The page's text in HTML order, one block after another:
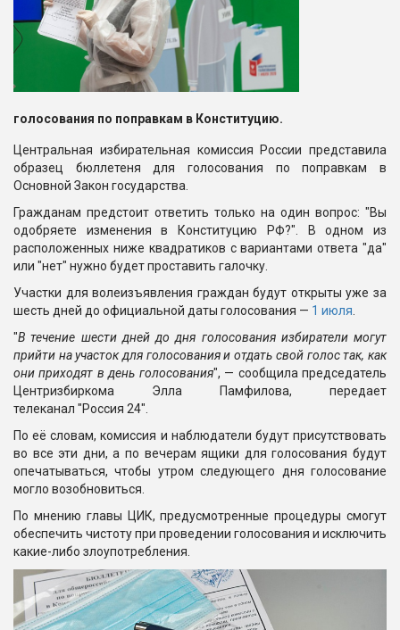
голосования по поправкам в Конституцию.
Центральная избирательная комиссия России представила
образец бюллетеня для голосования по поправкам в
Основной Закон государства.
Гражданам предстоит ответить только на один вопрос: "Вы
одобряете изменения в Конституцию РФ?". В одном из
расположенных ниже квадратиков с вариантами ответа "да"
или "нет" нужно будет проставить галочку.
Участки для волеизъявления граждан будут открыты уже за
шесть дней до официальной даты голосования — 1 июля
"В течение шести дней до дня голосования избиратели могут
прийти на участок для голосования и отдать свой голос так, как
они приходят в день голосования", — сообщила председатель
Центризбиркома Элла Памфилова, передает
телеканал "Россия 24".
По её словам, комиссия и наблюдатели будут присутствовать
во все эти дни, а по вечерам ящики для голосования будут
опечатываться, чтобы утром следующего дня голосование
могло возобновиться.
По мнению главы ЦИК, предусмотренные процедуры смогут
обеспечить чистоту при проведении голосования и исключить
какие-либо злоупотребления.